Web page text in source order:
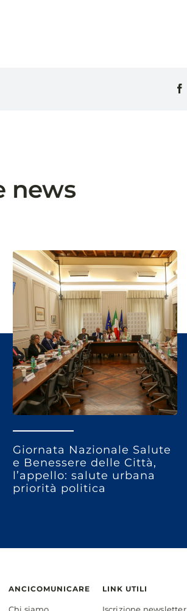
news
Giornata Nazionale Salute
e Benessere delle Città,
l’appello: salute urbana
priorità politica
ANCICOMUNICARE
Chi siamo
LINK UTILI
Iscrizione newsletter